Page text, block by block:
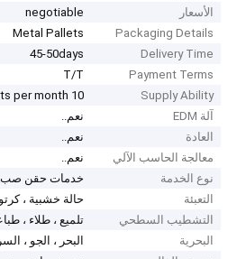
الأسعار
negotiable
Packaging Details
Metal Pallets
Delivery Time
45-50days
Payment Terms
T/T
Supply Ability
10 Sets per month
آلة EDM
نعم..
العادة
نعم..
معالجة الحاسب الآلي
نعم..
نوع الخدمة
خدمات حقن صب
التعبئة
حالة خشبية ،
التشطيب السطحي
تلميع ، طلاء ،
البحرية
البحر ، الجو ،